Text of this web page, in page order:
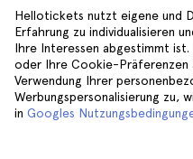
Hellotickets nutzt eigene und
Erfahrung zu individualisieren
Ihre Interessen abgestimmt ist.
oder Ihre Cookie-Präferenzen
Verwendung Ihrer
Werbungspersonalisierung zu,
in Googles
Datenschutz
Allgemeine
Geschäftsbedingungen
Cookies
Impressum